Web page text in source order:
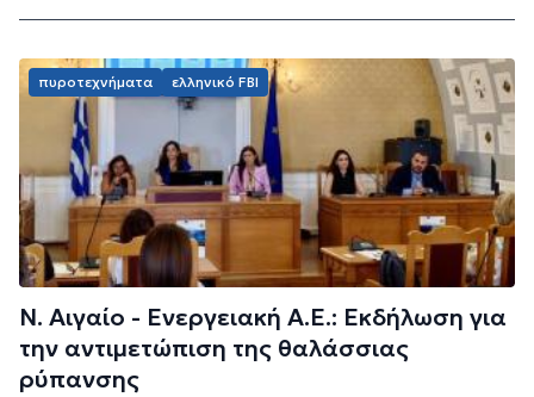
πυροτεχνήματα ελληνικό FBI
Ν. Αιγαίο - Ενεργειακή Α.Ε.: Εκδήλωση για
την αντιμετώπιση της θαλάσσιας
ρύπανσης